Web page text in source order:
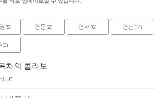
(5) 영동(2) 영서 (6) 영남(14)
(3)
차의 콜라보
0